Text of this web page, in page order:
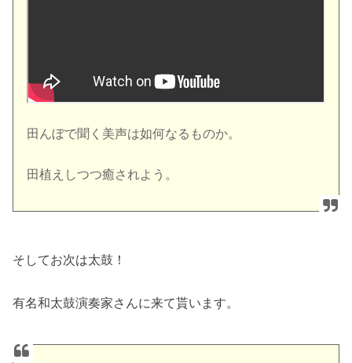
田んぼで聞く美声は如何なるものか。
田植えしつつ癒されよう。
そしてお次は太鼓！
有名和太鼓演奏家さんに来て貰います。